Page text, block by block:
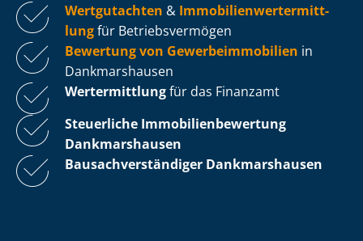
Wertgutachten & Im­mo­bi­li­en­wert­ermitt­
lungfür Be­triebs­ver­mö­gen
Bewertung von Ge­wer­be­im­mo­bi­li­en in
Dankmarshausen
Wertermittlungfür das Finanzamt
Steuerliche Im­mo­bi­li­en­be­wer­tung
Dankmarshausen
Bau­sach­ver­stän­di­ger Dankmarshausen